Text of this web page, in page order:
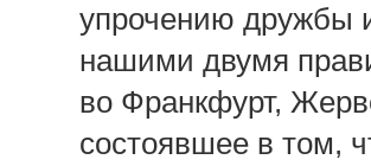
упрочению дружбы
нашими двумя
во Франкфурт,
состоявшее в том,